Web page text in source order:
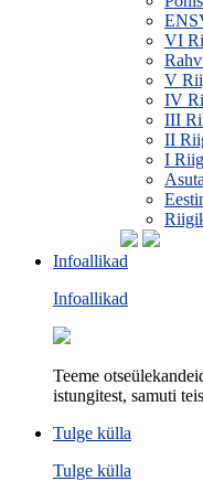
VI
V
IV
III
II
I
Infoallikad
Infoallikad
Teeme
istungitest, samuti
Tulge külla
Tulge külla